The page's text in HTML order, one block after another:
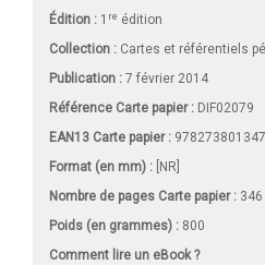
Édition : 1 re édition
Collection : Cartes et référentiels
Publication : 7 février 2014
Référence Carte papier : DIF02079
EAN13 Carte papier :
Format (en mm) : [NR]
Nombre de pages Carte papier: 346
Poids (en grammes) : 800
Comment lire un eBook ?